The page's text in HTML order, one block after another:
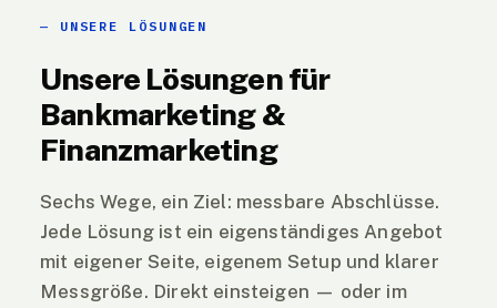
UNSERE LÖSUNGEN
Unsere Lösungen für
Bankmarketing &
Finanzmarketing
Sechs Wege, ein Ziel: messbare Abschlüsse.
Jede Lösung ist ein eigenständiges Angebot
mit eigener Seite, eigenem Setup und klarer
Messgröße. Direkt einsteigen — oder im